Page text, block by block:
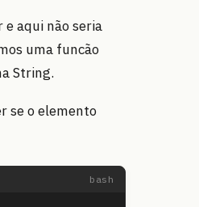
aqui não seria
uma funcão
String.
se o elemento